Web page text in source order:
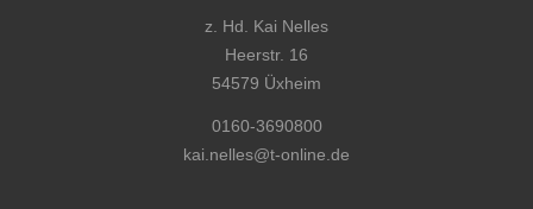
z. Hd. Kai Nelles
Heerstr. 16
54579 Üxheim
0160-3690800
kai.nelles@t-online.de